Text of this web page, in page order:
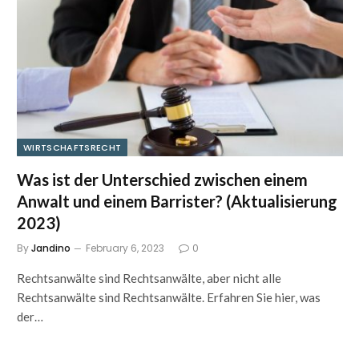
WIRTSCHAFTSRECHT
Was ist der Unterschied zwischen einem
Anwalt und einem Barrister? (Aktualisierung
2023)
ByJandino February 6, 2023 0
Rechtsanwälte sind Rechtsanwälte, aber nicht alle
Rechtsanwälte sind Rechtsanwälte. Erfahren Sie hier, was
der…